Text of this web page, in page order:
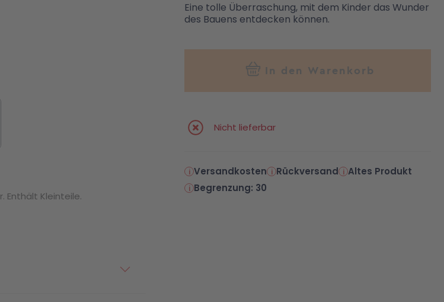
Eine tolle Überraschung, mit dem Kinder das Wunder
des Bauens entdecken können.
In den Warenkorb
Nicht lieferbar
Versandkosten Rückversand
Altes Produkt
Begrenzung: 30
Enthält Kleinteile.